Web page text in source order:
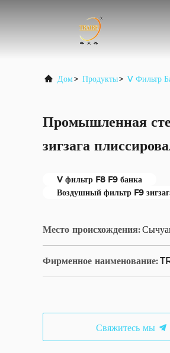
Дом> Продукты> V Фильтр
Промышленная
зигзага
V фильтр F8 F9 банка
Воздушный фильтр F9
Место происхождения:
Фирменное наименование:
Свяжитесь мы